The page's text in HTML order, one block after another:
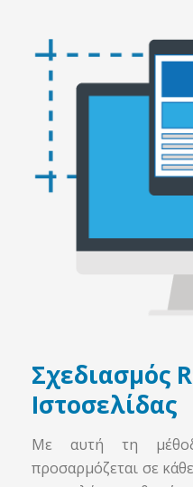
Σχεδιασμός
Ιστοσελίδας
Με αυτή τη
προσαρμόζεται σε